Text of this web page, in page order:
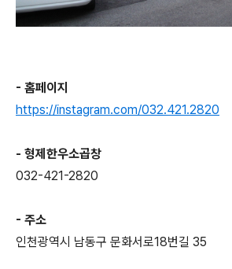
- 홈페이지
https://instagram.com/032.421.2820
- 형제한우소곱창
032-421-2820
- 주소
인천광역시 남동구 문화서로18번길 35